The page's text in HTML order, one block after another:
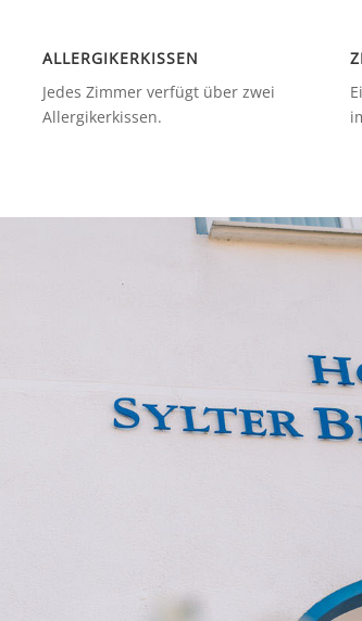
ALLERGIKERKISSEN
Jedes Zimmer verfügt über zwei
Allergikerkissen.